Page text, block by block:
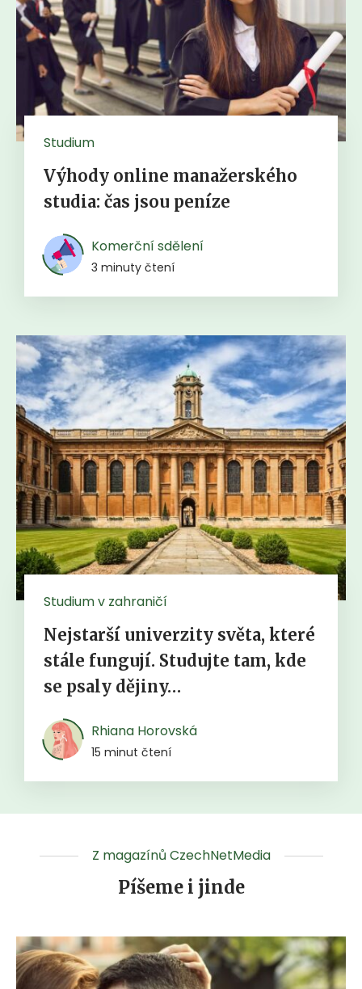
Studium
Výhody online manažerského
studia: čas jsou peníze
Komerční sdělení
3 minuty čtení
Studium v zahraničí
Nejstarší univerzity světa, které
stále fungují. Studujte tam, kde
se psaly dějiny…
Rhiana Horovská
15 minut čtení
Z magazínů CzechNetMedia
Píšeme i jinde